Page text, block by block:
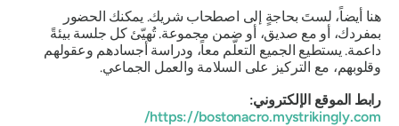
هنا أيضاً، لستَ بحاجةٍ إلى اصطحاب شريك. يمكنك الحضور
بمفردك، أو مع صديق، أو ضمن مجموعة. تُهيّئ كل جلسة بيئةً
داعمة. يستطيع الجميع التعلّم معاً، ودراسة أجسادهم وعقولهم
وقلوبهم، مع التركيز على السلامة والعمل الجماعي.
رابط الموقع الإلكتروني:
https://bostonacro.mystrikingly.com/